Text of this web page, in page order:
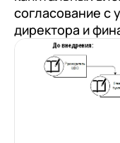
согласование с
директора и